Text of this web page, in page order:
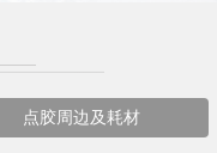
点胶周边及耗材